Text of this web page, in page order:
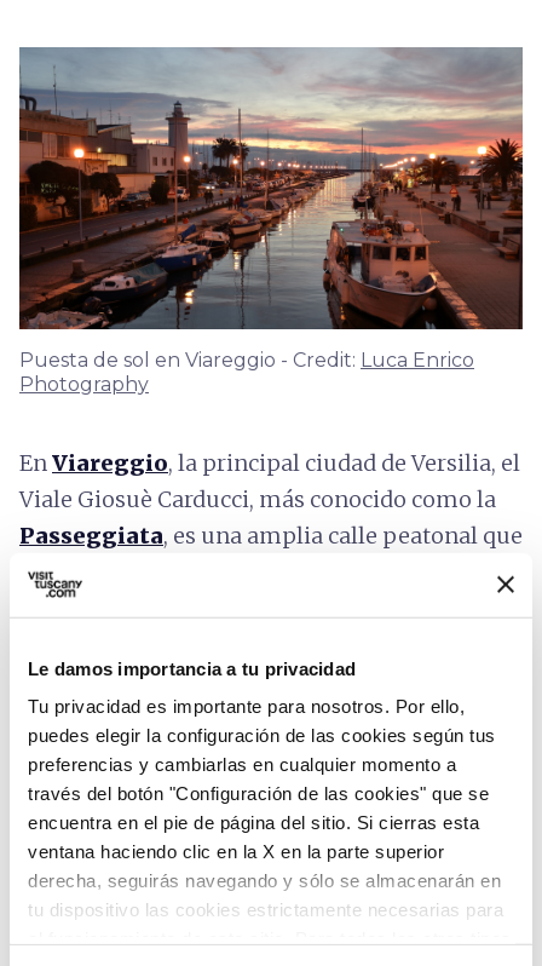
Le damos importancia a tu privacidad
Tu privacidad es importante para nosotros. Por ello,
puedes elegir la configuración de las cookies según tus
preferencias y cambiarlas en cualquier momento a
través del botón "Configuración de las cookies" que se
encuentra en el pie de página del sitio. Si cierras esta
ventana haciendo clic en la X en la parte superior
derecha, seguirás navegando y sólo se almacenarán en
tu dispositivo las cookies estrictamente necesarias para
Puesta de sol en Viareggio - Credit: Luca Enrico
Photography
EnViareggio, la principal ciudad de Versilia, el
Viale Giosuè Carducci, más conocido como la
Passeggiata, es una amplia calle peatonal que
se extiende a lo largo de más de dos kilómetros
una sucesión de elegantes edificios, a menudo
de estiloModernista.
Entre los edificios más notable se pueden
apreciar laVilla Argentinay el Café
Margherita, que permanece casi intacto desde
cuando lo frecuentaba
Giacomo Puccini